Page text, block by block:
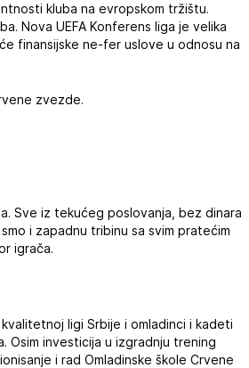
kluba na evropskom tržištu.
Nova UEFA Konferens liga je velika
finansijske ne-fer uslove u odnosu na
zvezde.
Sve iz tekućeg poslovanja, bez dinara
i zapadnu tribinu sa svim pratećim
igrača.
ligi Srbije i omladinci i kadeti
Osim investicija u izgradnju trening
i rad Omladinske škole Crvene